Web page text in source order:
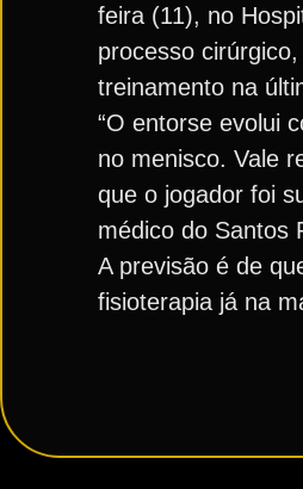
feira (11), no
processo
treinamento na
“O entorse evolui
no menisco. Vale
que o jogador foi
médico do Santos
A previsão é de
fisioterapia já na